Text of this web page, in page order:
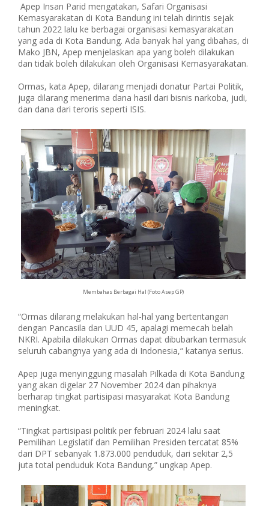
Apep Insan Parid mengatakan, Safari Organisasi
Kemasyarakatan di Kota Bandung ini telah dirintis sejak
tahun 2022 lalu ke berbagai organisasi kemasyarakatan
yang ada di Kota Bandung. Ada banyak hal yang dibahas, di
Mako JBN, Apep menjelaskan apa yang boleh dilakukan
dan tidak boleh dilakukan oleh Organisasi Kemasyarakatan.
Ormas, kata Apep, dilarang menjadi donatur Partai Politik,
juga dilarang menerima dana hasil dari bisnis narkoba, judi,
dan dana dari teroris seperti ISIS.
Membahas Berbagai Hal (Foto Asep GP)
“Ormas dilarang melakukan hal-hal yang bertentangan
dengan Pancasila dan UUD 45, apalagi memecah belah
NKRI. Apabila dilakukan Ormas dapat dibubarkan termasuk
seluruh cabangnya yang ada di Indonesia,“ katanya serius.
Apep juga menyinggung masalah Pilkada di Kota Bandung
yang akan digelar 27 November 2024 dan pihaknya
berharap tingkat partisipasi masyarakat Kota Bandung
meningkat.
“Tingkat partisipasi politik per februari 2024 lalu saat
Pemilihan Legislatif dan Pemilihan Presiden tercatat 85%
dari DPT sebanyak 1.873.000 penduduk, dari sekitar 2,5
juta total penduduk Kota Bandung,” ungkap Apep.